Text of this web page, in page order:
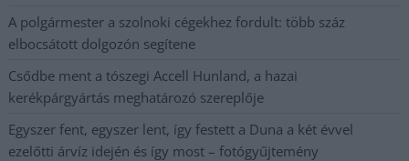
A polgármester a szolnoki cégekhez fordult: több száz
elbocsátott dolgozón segítene
Csődbe ment a tószegi Accell Hunland, a hazai
kerékpárgyártás meghatározó szereplője
Egyszer fent, egyszer lent, így festett a Duna a két évvel
ezelőtti árvíz idején és így most – fotógyűjtemény